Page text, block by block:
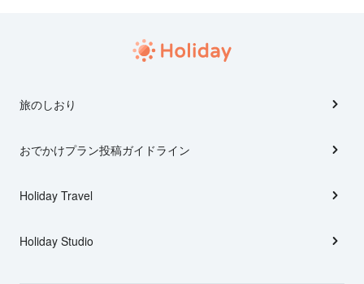
旅のしおり
おでかけプラン投稿ガイドライン
Holiday Travel
Holiday Studio